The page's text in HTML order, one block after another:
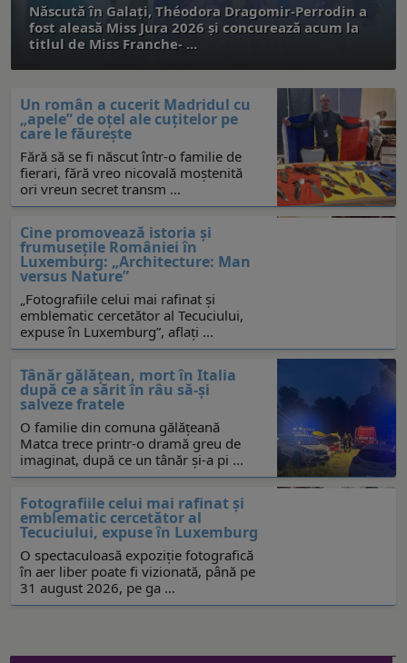
Născută în Galaţi, Théodora Dragomir-Perrodin a
fost aleasă Miss Jura 2026 și concurează acum la
titlul de Miss Franche- ...
Un român a cucerit Madridul cu
„apele” de oțel ale cuţitelor pe
care le făureşte
Fără să se fi născut într-o familie de
fierari, fără vreo nicovală moştenită
ori vreun secret transm ...
Cine promovează istoria şi
frumuseţile României în
Luxemburg: „Architecture: Man
versus Nature”
„Fotografiile celui mai rafinat și
emblematic cercetător al Tecuciului,
expuse în Luxemburg”, aflaţi ...
Tânăr gălățean, mort în Italia
după ce a sărit în râu să-și
salveze fratele
O familie din comuna gălățeană
Matca trece printr-o dramă greu de
imaginat, după ce un tânăr și-a pi ...
Fotografiile celui mai rafinat și
emblematic cercetător al
Tecuciului, expuse în Luxemburg
O spectaculoasă expoziție fotografică
în aer liber poate fi vizionată, până pe
31 august 2026, pe ga ...